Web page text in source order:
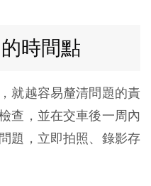
時間點
就越容易釐清問題的責
查，並在交車後一周內
題，立即拍照、錄影存